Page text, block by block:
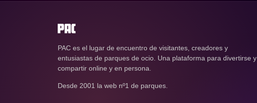
PAC es el lugar de encuentro de visitantes, creadores y
entusiastas de parques de ocio. Una plataforma para divertirse y
compartir online y en persona.
Desde 2001 la web nº1 de parques.